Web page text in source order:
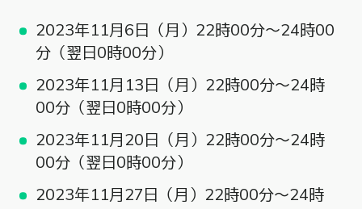
2023年11月6日（月）22時00分～24時00
分（翌日0時00分）
2023年11月13日（月）22時00分～24時
00分（翌日0時00分）
2023年11月20日（月）22時00分～24時
00分 （翌日 0時00分 ）
2023年11月27日（月）22時00分～24時